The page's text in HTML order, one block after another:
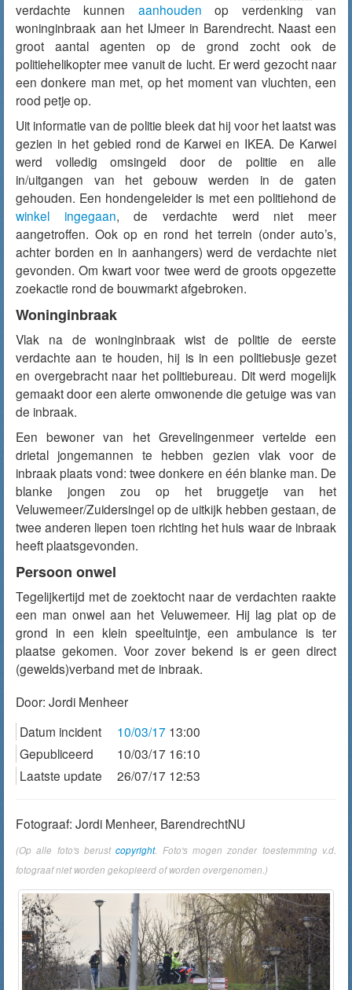
verdachte kunnen aanhouden op verdenking van
woninginbraak aan het IJmeer in Barendrecht. Naast een
groot aantal agenten op de grond zocht ook de
politiehelikopter mee vanuit de lucht. Er werd gezocht naar
een donkere man met, op het moment van vluchten, een
rood petje op.
Uit informatie van de politie bleek dat hij voor het laatst was
gezien in het gebied rond de Karwei en IKEA. De Karwei
werd volledig omsingeld door de politie en alle
in/uitgangen van het gebouw werden in de gaten
gehouden. Een hondengeleider is met een politiehond de
winkel ingegaan, de verdachte werd niet meer
aangetroffen. Ook op en rond het terrein (onder auto’s,
achter borden en in aanhangers) werd de verdachte niet
gevonden. Om kwart voor twee werd de groots opgezette
zoekactie rond de bouwmarkt afgebroken.
Woninginbraak
Vlak na de woninginbraak wist de politie de eerste
verdachte aan te houden, hij is in een politiebusje gezet
en overgebracht naar het politiebureau. Dit werd mogelijk
gemaakt door een alerte omwonende die getuige was van
de inbraak.
Een bewoner van het Grevelingenmeer vertelde een
drietal jongemannen te hebben gezien vlak voor de
inbraak plaats vond: twee donkere en één blanke man. De
blanke jongen zou op het bruggetje van het
Veluwemeer/Zuidersingel op de uitkijk hebben gestaan, de
twee anderen liepen toen richting het huis waar de inbraak
heeft plaatsgevonden.
Persoon onwel
Tegelijkertijd met de zoektocht naar de verdachten raakte
een man onwel aan het Veluwemeer. Hij lag plat op de
grond in een klein speeltuintje, een ambulance is ter
plaatse gekomen. Voor zover bekend is er geen direct
(gewelds)verband met de inbraak.
Door: Jordi Menheer
Datum incident
10/03/17 13:00
Gepubliceerd
10/03/17 16:10
Laatste update
26/07/17 12:53
Fotograaf: Jordi Menheer, BarendrechtNU
(Op alle foto's berustcopyright. Foto's mogen zonder toestemming v.d.
fotograaf niet worden gekopieerd of worden overgenomen.)